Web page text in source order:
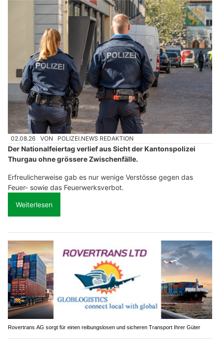
02.08.26 VON POLIZEI.NEWS REDAKTION
Der Nationalfeiertag verlief aus Sicht der Kantonspolizei
Thurgau ohne grössere Zwischenfälle.
Erfreulicherweise gab es nur wenige Verstösse gegen das
Feuer- sowie das Feuerwerksverbot.
Weiterlesen
Rovertrans AG sorgt für einen reibungslosen und sicheren Transport Ihrer Güter